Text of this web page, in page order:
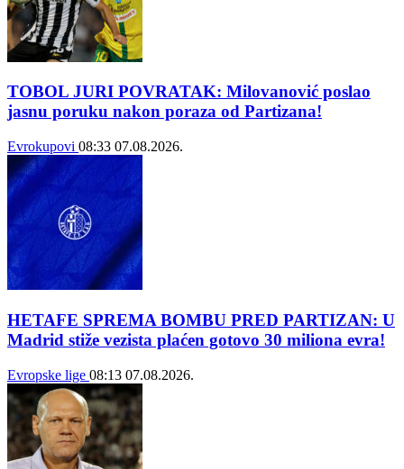
TOBOL JURI POVRATAK: Milovanović poslao
jasnu poruku nakon poraza od Partizana!
Evrokupovi 08:33 07.08.2026.
HETAFE SPREMA BOMBU PRED PARTIZAN: U
Madrid stiže vezista plaćen gotovo 30 miliona evra!
Evropske lige 08:13 07.08.2026.